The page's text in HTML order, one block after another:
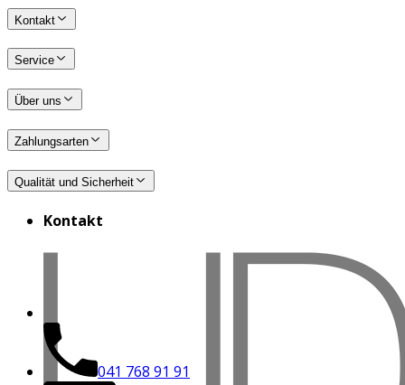
Kontakt
Service
Über uns
Zahlungsarten
Qualität und Sicherheit
Kontakt
041 768 91 91